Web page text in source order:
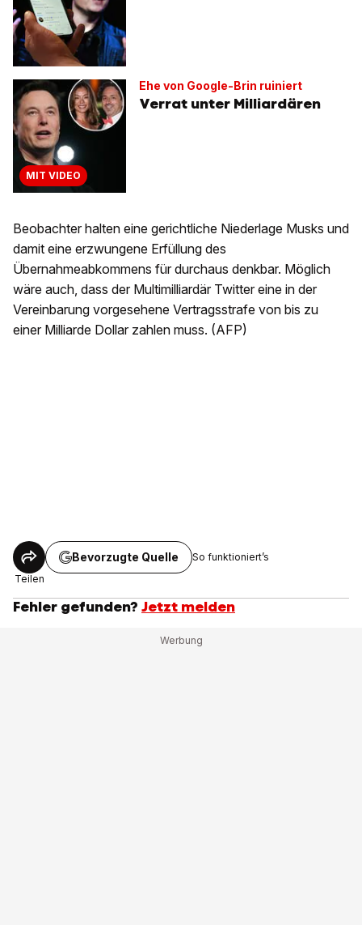
MIT VIDEO
Ehe von Google-Brin ruiniert
Verrat unter Milliardären
Beobachter halten eine gerichtliche Niederlage Musks und
damit eine erzwungene Erfüllung des
Übernahmeabkommens für durchaus denkbar. Möglich
wäre auch, dass der Multimilliardär Twitter eine in der
Vereinbarung vorgesehene Vertragsstrafe von bis zu
einer Milliarde Dollar zahlen muss. (AFP)
Teilen
Bevorzugte Quelle So funktioniert’s
Fehler gefunden? Jetzt melden